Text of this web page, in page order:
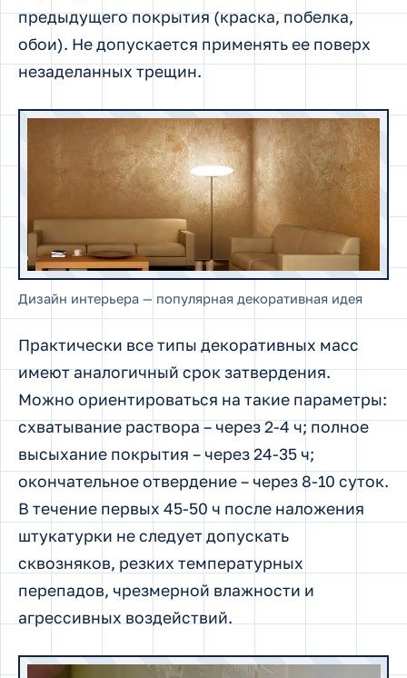
предыдущего покрытия (краска, побелка,
обои). Не допускается применять ее поверх
незаделанных трещин.
Дизайн интерьера — популярная декоративная идея
Практически все типы декоративных масс
имеют аналогичный срок затвердения.
Можно ориентироваться на такие параметры:
схватывание раствора – через 2-4 ч; полное
высыхание покрытия – через 24-35 ч;
окончательное отвердение – через 8-10 суток.
В течение первых 45-50 ч после наложения
штукатурки не следует допускать
сквозняков, резких температурных
перепадов, чрезмерной влажности и
агрессивных воздействий.